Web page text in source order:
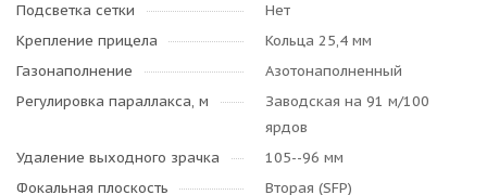
Подсветка сетки
Нет
Крепление прицела
Кольца 25,4 мм
Газонаполнение
Азотонаполненный
Регулировка параллакса, м
Заводская на 91 м/100
ярдов
Удаление выходного зрачка
105--96 мм
Фокальная плоскость
Вторая (SFP)